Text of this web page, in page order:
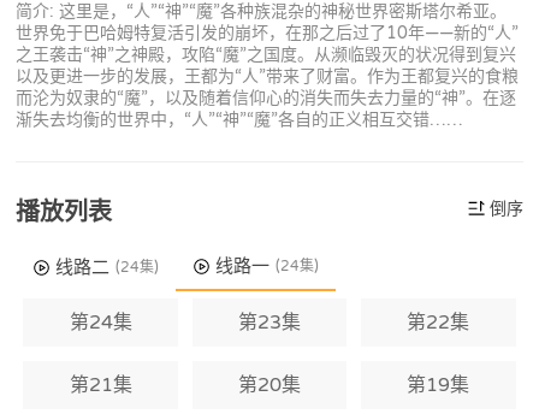
简介: 这里是，“人”“神”“魔”各种族混杂的神秘世界密斯塔尔希亚。
世界免于巴哈姆特复活引发的崩坏，在那之后过了10年——新的“人”
之王袭击“神”之神殿，攻陷“魔”之国度。从濒临毁灭的状况得到复兴
以及更进一步的发展，王都为“人”带来了财富。作为王都复兴的食粮
而沦为奴隶的“魔”，以及随着信仰心的消失而失去力量的“神”。在逐
渐失去均衡的世界中，“人”“神”“魔”各自的正义相互交错……
播放列表 倒序
线路二 (24集) 线路一 (24集)
第24集 第23集 第22集
第21集 第20集 第19集